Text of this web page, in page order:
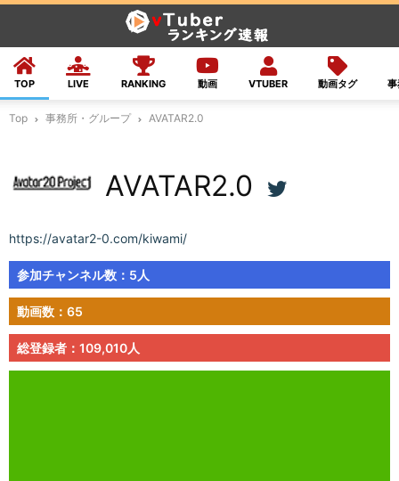
TOP LIVE RANKING 動画 VTUBER 動画タグ
Top 事務所・グループ AVATAR2.0
AVATAR2.0
https://avatar2-0.com/kiwami/
参加チャンネル数：5人
動画数：65
総登録者：109,010人